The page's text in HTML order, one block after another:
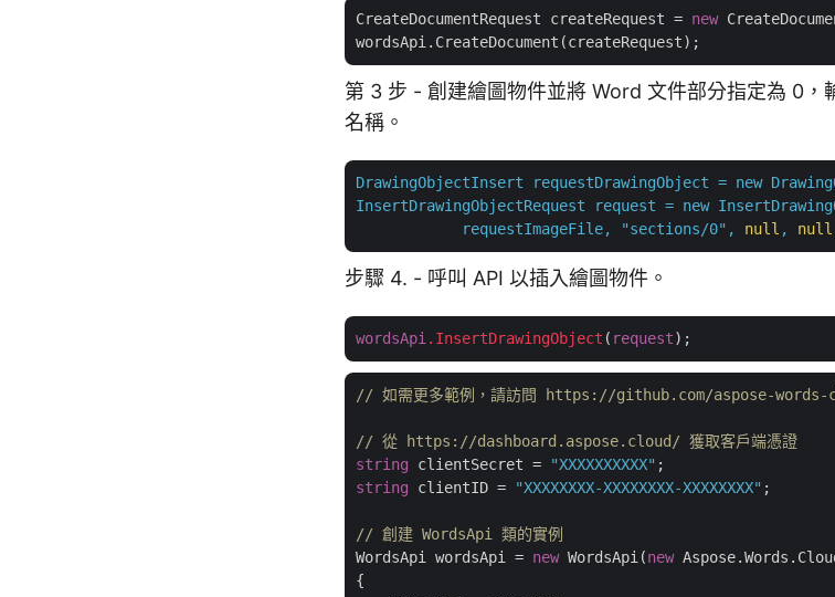
CreateDocumentRequest createRequest = new
第 3 步 - 創建繪圖物件並將 Word 文件部分指定為 0，
名稱。
DrawingObjectInsert requestDrawingObject = new
InsertDrawingObjectRequest
request = new
requestImageFile,
"sections/0" , null , null
步驟 4. - 呼叫 API 以插入繪圖物件。
wordsApi .InsertDrawingObject ( request
// 如需更多範例，請訪問 https://github.com/aspose-
// 從 https://dashboard.aspose.cloud/ 獲取客戶端憑證
string clientSecret = "XXXXXXXXXX"
string clientID = "XXXXXXXX-XXXXXXXX-XXXXXXXX" ;
// 創建 WordsApi 類的實例
WordsApi wordsApi = new WordsApi(new
{